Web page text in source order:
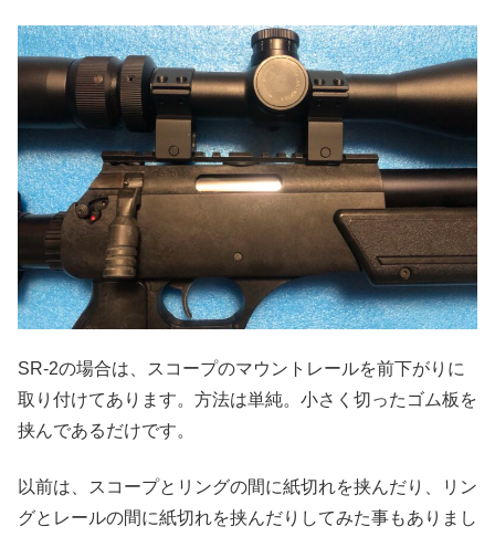
SR-2の場合は、スコープのマウントレールを前下がりに
取り付けてあります。方法は単純。小さく切ったゴム板を
挟んであるだけです。
以前は、スコープとリングの間に紙切れを挟んだり、リン
グとレールの間に紙切れを挟んだりしてみた事もありまし